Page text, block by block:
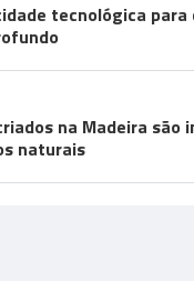
tecnológica para
na Madeira são
naturais